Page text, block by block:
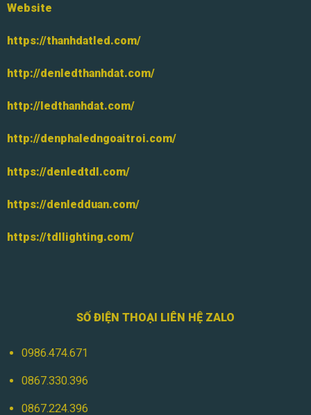
Website
https://thanhdatled.com/
http://denledthanhdat.com/
http://ledthanhdat.com/
http://denphaledngoaitroi.com/
https://denledtdl.com/
https://denledduan.com/
https://tdllighting.com/
SỐ ĐIỆN THOẠI LIÊN HỆ ZALO
0986.474.671
0867.330.396
0867.224.396